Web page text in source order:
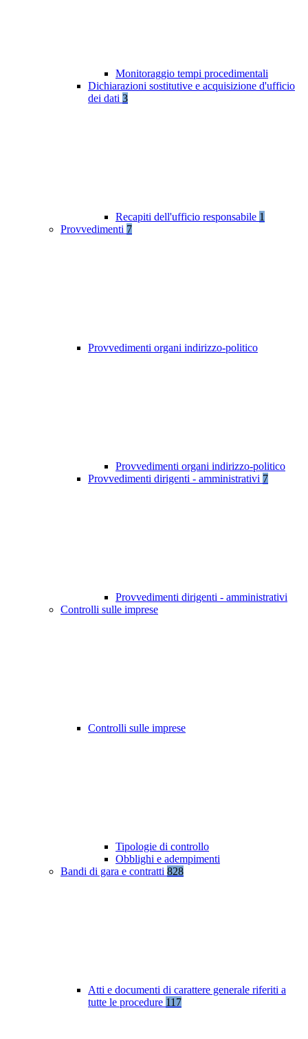
Monitoraggio tempi procedimentali
Dichiarazioni sostitutive e acquisizione d'ufficio
dei dati 3
Recapiti dell'ufficio responsabile 1
Provvedimenti 7
Provvedimenti organi indirizzo-politico
Provvedimenti organi indirizzo-politico
Provvedimenti dirigenti - amministrativi 7
Provvedimenti dirigenti - amministrativi
Controlli sulle imprese
Controlli sulle imprese
Tipologie di controllo
Obblighi e adempimenti
Bandi di gara e contratti 828
Atti e documenti di carattere generale riferiti a
tutte le procedure 117